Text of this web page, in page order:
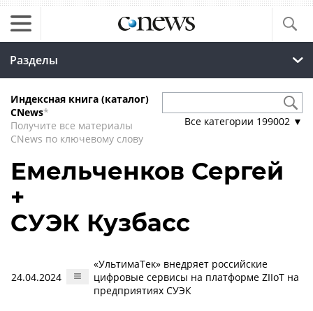
Разделы
Индексная книга (каталог)
CNews*
Получите все материалы
CNews по ключевому слову
Все категории 199002 ▼
Емельченков Сергей
+
СУЭК Кузбасс
24.04.2024
«УльтимаТек» внедряет российские
цифровые сервисы на платформе ZIIoT на
предприятиях СУЭК